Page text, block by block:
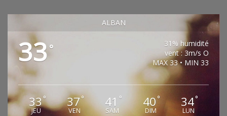
ALBAN
33°
31% humidité
vent : 3m/s O
MAX 33 • MIN 33
33°
JEU
37°
VEN
41 °
SAM
40 °
DIM
34°
LUN